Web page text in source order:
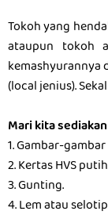
Tokoh yang
ataupun tokoh
kemashyurannya
(local jenius).
Mari kita
1. Gambar-
2. Kertas HVS
3. Gunting.
4. Lem atau